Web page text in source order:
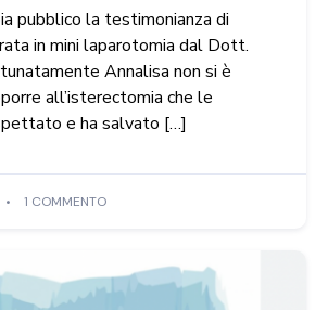
pubblico la testimonianza di
in mini laparotomia dal Dott.
Annalisa non si è
all’isterectomia che le
e ha salvato […]
1 COMMENTO